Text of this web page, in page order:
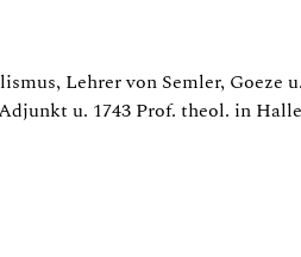
Lehrer von Semler, Goeze
u. 1743 Prof. theol. in